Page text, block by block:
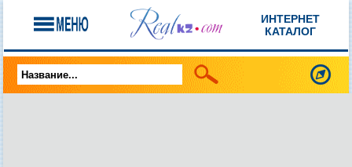
ИНТЕРНЕТ
КАТАЛОГ